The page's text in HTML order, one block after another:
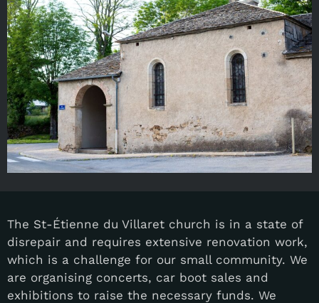
The St-Étienne du Villaret church is in a state of
disrepair and requires extensive renovation work,
which is a challenge for our small community. We
are organising concerts, car boot sales and
exhibitions to raise the necessary funds. We